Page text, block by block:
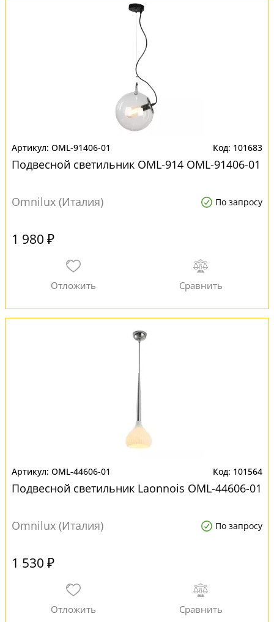
OML-91406-01 101683
Подвесной светильник OML-914 OML-91406-01
Omnilux (Италия) По запросу
1 980 ₽
OML-44606-01 101564
Подвесной светильник Laonnois OML-44606-01
Omnilux (Италия) По запросу
1 530 ₽